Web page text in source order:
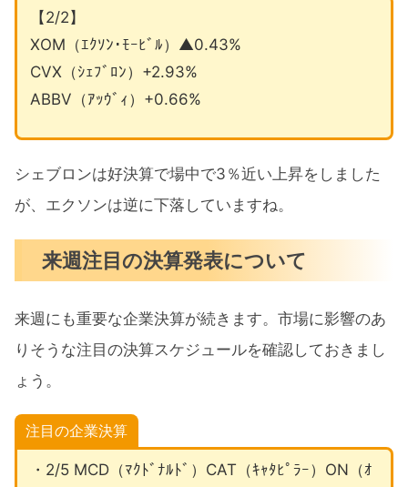
【2/2】
XOM（ｴｸｿﾝ･ﾓｰﾋﾞﾙ）▲0.43%
CVX（ｼｪﾌﾞﾛﾝ）+2.93%
ABBV（ｱｯｳﾞｨ）+0.66%
シェブロンは好決算で場中で3％近い上昇をしました
が、エクソンは逆に下落していますね。
来週注目の決算発表について
来週にも重要な企業決算が続きます。市場に影響のあ
りそうな注目の決算スケジュールを確認しておきまし
ょう。
注目の企業決算
・2/5 MCD（ﾏｸﾄﾞﾅﾙﾄﾞ）CAT（ｷｬﾀﾋﾟﾗｰ）ON（ｵ